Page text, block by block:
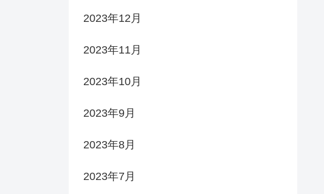
2023年12月
2023年11月
2023年10月
2023年9月
2023年8月
2023年7月